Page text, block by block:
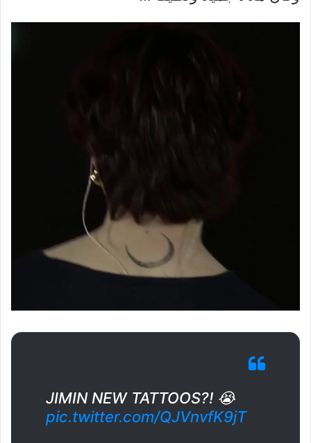
JIMIN NEW TATTOOS?! 😭
pic.twitter.com/QJVnvfK9jT